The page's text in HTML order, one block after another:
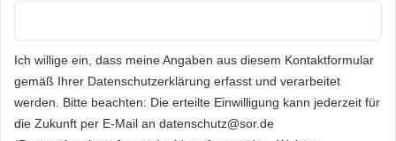
Ich willige ein, dass meine Angaben aus diesem Kontaktformular
gemäß Ihrer Datenschutzerklärung erfasst und verarbeitet
werden. Bitte beachten: Die erteilte Einwilligung kann jederzeit für
die Zukunft per E-Mail an datenschutz@sor.de